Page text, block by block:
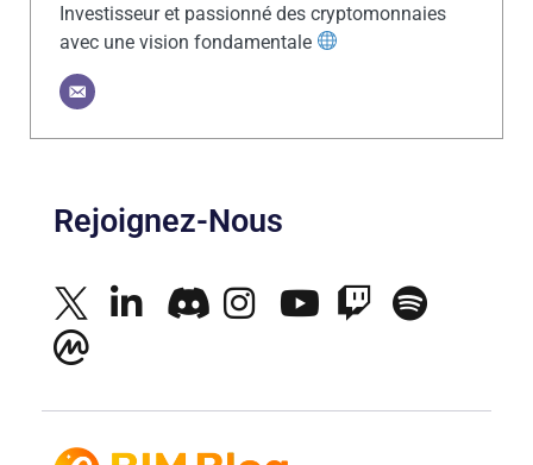
Investisseur et passionné des cryptomonnaies
avec une vision fondamentale
Rejoignez-Nous